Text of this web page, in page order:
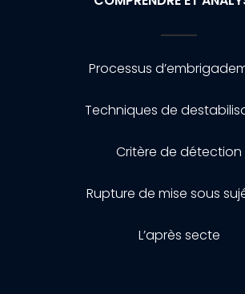
Processus
Techniques de
Critère de détection
Rupture de mise sous
L’après secte